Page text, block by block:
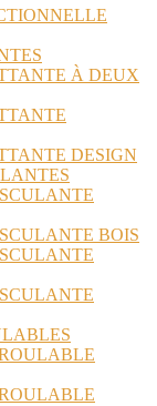
À DEUX
DESIGN
BOIS